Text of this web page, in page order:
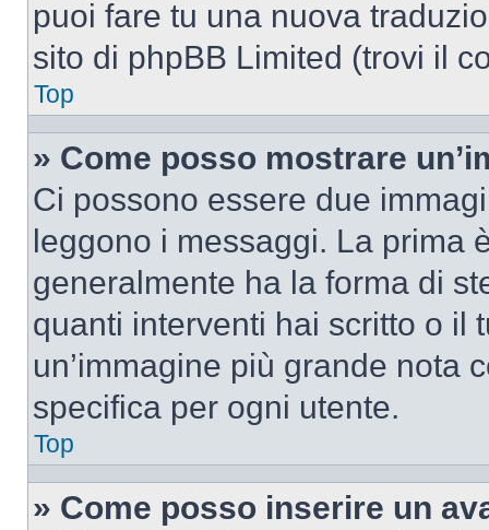
puoi fare tu una nuova
sito di phpBB Limited (trovi il
Top
» Come posso mostrare
Ci possono essere due
leggono i messaggi. La prima
generalmente ha la forma di
quanti interventi hai scritto o il
un’immagine più grande nota
specifica per ogni utente.
Top
» Come posso inserire un